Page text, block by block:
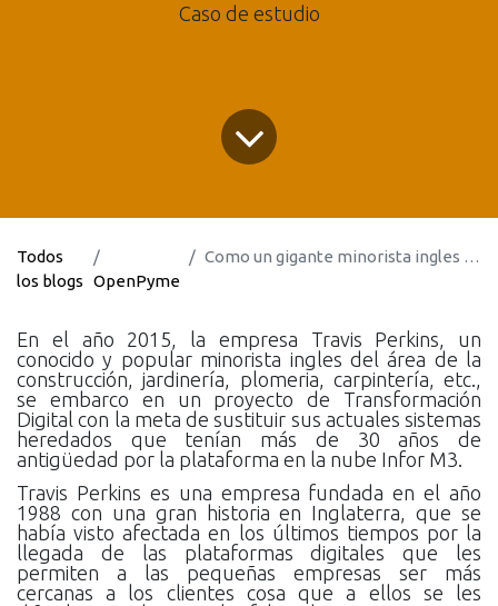
Caso de estudio
Todos
los blogs OpenPyme
Como un gigante minorista ingles perdió 200 millones de dólares
En el año 201 5, la empresa Travis Perkins, un
conocido y popularminorista ingles del área de la
construcción, jardinería, plomeria, carpintería, etc.,
se embarco en un proyecto de Transformación
Digital con la meta de sustituir sus actuales sistemas
heredados que tenían más de 30 añosde
antigüedad por la plataforma en la nube Infor M3.
Travis Perkins es una empresa fundada en el año
1988 con una gran historia en Inglaterra, que se
había visto afectada en los últimos tiempos por la
llegada de las plataformas digitalesque les
permiten a las pequeñas empresas ser más
cercanas a los clientes cosa que a ellos se les